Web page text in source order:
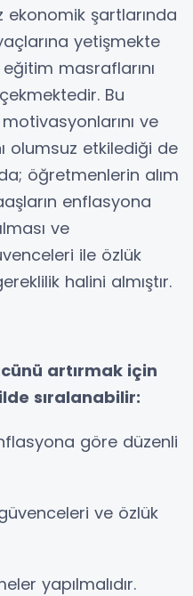
ekonomik şartlarında
yetişmekte
eğitim masraflarını
Bu
ve
olumsuz etkilediği de
öğretmenlerin alım
enflasyona
ve
ile özlük
halini almıştır.
artırmak için
sıralanabilir:
göre düzenli
ve özlük
yapılmalıdır.